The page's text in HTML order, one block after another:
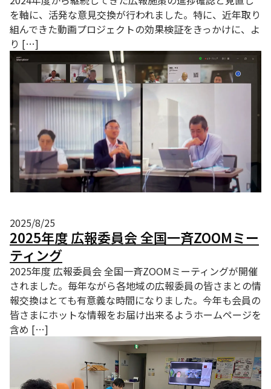
を軸に、活発な意見交換が行われました。特に、近年取り
組んできた動画プロジェクトの効果検証をきっかけに、よ
り […]
2025/8/25
2025年度 広報委員会 全国一斉ZOOMミー
ティング
2025年度 広報委員会 全国一斉ZOOMミーティングが開催
されました。毎年ながら各地域の広報委員の皆さまとの情
報交換はとても有意義な時間になりました。今年も会員の
皆さまにホットな情報をお届け出来るようホームページを
含め […]